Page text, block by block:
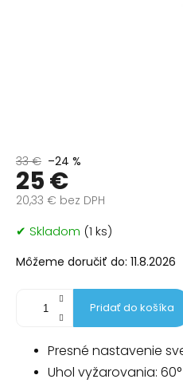
33 € –24 %
25 €
20,33 € bez DPH
Jednotková
cena:
✔ Skladom (1 ks)
Môžeme doručiť do: 11.8.2026
Pridať do košíka
Presné nastavenie
Uhol vyžarovania: 60°